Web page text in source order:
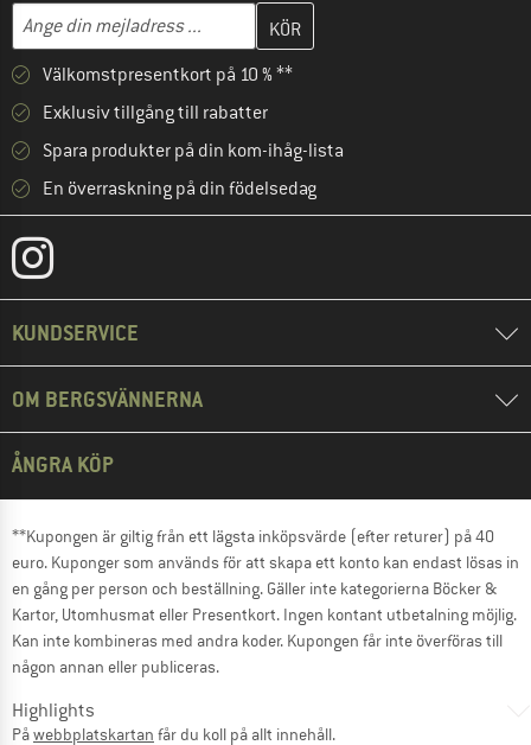
Mejladress
Skriv in din e-postadress här och skapa ditt kundkonto i nästa
Välkomstpresentkort på 10 % **
Exklusiv tillgång till rabatter
Spara produkter på din kom-ihåg-lista
En överraskning på din födelsedag
KUNDSERVICE
OM BERGSVÄNNERNA
ÅNGRA KÖP
**Kupongen är giltig från ett lägsta inköpsvärde (efter returer) på 40
euro. Kuponger som används för att skapa ett konto kan endast lösas in
en gång per person och beställning. Gäller inte kategorierna Böcker &
Kartor, Utomhusmat eller Presentkort. Ingen kontant utbetalning möjlig.
Kan inte kombineras med andra koder. Kupongen får inte överföras till
någon annan eller publiceras.
Highlights
Påwebbplatskartan får du koll på allt innehåll.